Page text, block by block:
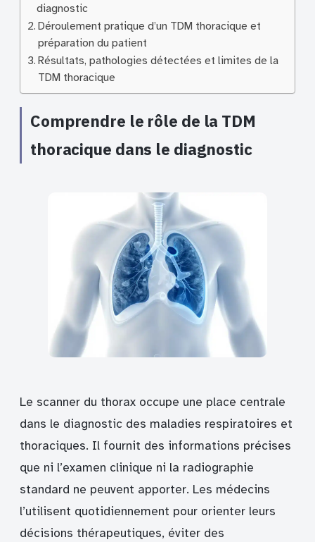
diagnostic
Déroulement pratique d’un TDM thoracique et
préparation du patient
Résultats, pathologies détectées et limites de la
TDM thoracique
Comprendre le rôle de la TDM
thoracique dans le diagnostic
Le scanner du thorax occupe une place centrale
dans le diagnostic des maladies respiratoires et
thoraciques. Il fournit des informations précises
que ni l’examen clinique ni la radiographie
standard ne peuvent apporter. Les médecins
l’utilisent quotidiennement pour orienter leurs
décisions thérapeutiques, éviter des